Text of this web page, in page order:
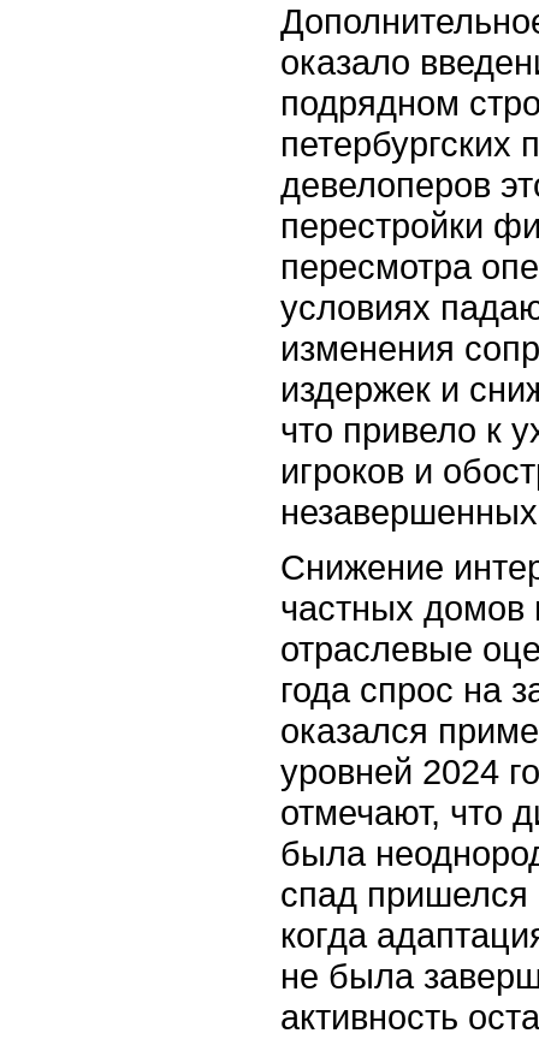
оказало
подрядном
петербургских
девелоперов
перестройки
пересмотра
условиях
изменения
издержек и
что привело к
игроков и
Снижение
частных домов
отраслевые
года спрос на
оказался
уровней 2024
отмечают, что
была
спад пришелся
когда
не была
активность